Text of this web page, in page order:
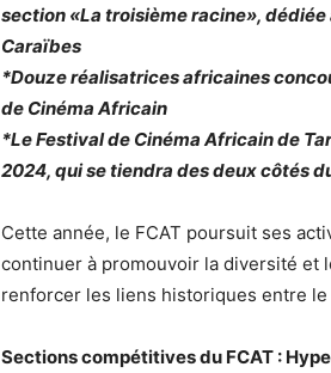
section «La troisième racine»,
Caraïbes
*Douze réalisatrices africaines
de Cinéma Africain
*Le Festival de Cinéma Africain de
2024, qui se tiendra des deux côtés
Cette année, le FCAT poursuit ses
continuer à promouvoir la diversité et
renforcer les liens historiques entre
Sections compétitives du FCAT :